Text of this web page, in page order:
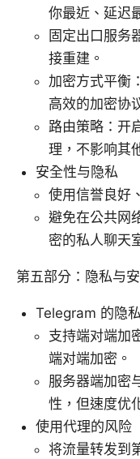
你最近、延迟
固定出口服务
接重建。
加密方式平衡
高效的加密协
路由策略：开
理，不影响其
安全性与隐私
使用信誉良好
避免在公共网
密的私人聊天
第五部分：隐私与
Telegram 的隐
支持端对端加
端对端加密。
服务器端加密
性，但速度优
使用代理的风险
将流量转发到